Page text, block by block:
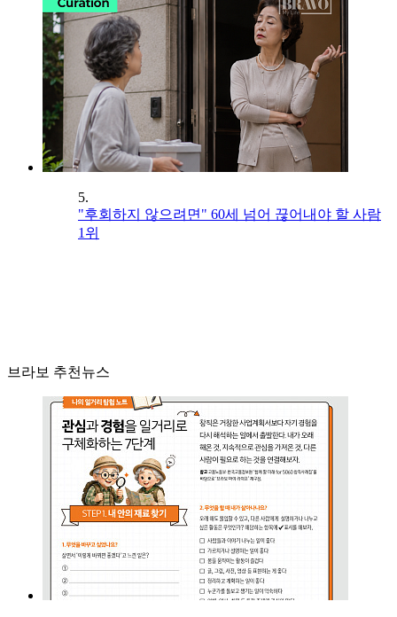
5.
"후회하지 않으려면" 60세 넘어 끊어내야 할 사람
1위
브라보 추천뉴스